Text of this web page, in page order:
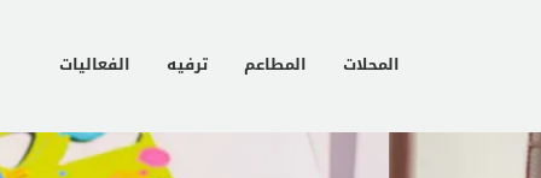
المحلات المطاعم ترفيه الفعاليات